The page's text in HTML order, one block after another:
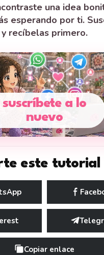
una idea
esperando por ti.
y recíbelas primero.
suscríbete a lo
nuevo
este tutorial
Copiar enlace